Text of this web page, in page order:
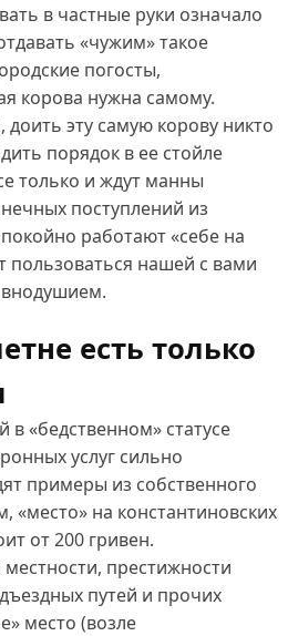
в частные руки означало
«чужим» такое
погосты,
корова нужна самому.
доить эту самую корову никто
порядок в ее стойле
только и ждут манны
поступлений из
работают «себе на
нашей с вами
есть только
в «бедственном» статусе
услуг сильно
примеры из собственного
«место» на константиновских
от 200 гривен.
престижности
путей и прочих
место (возле